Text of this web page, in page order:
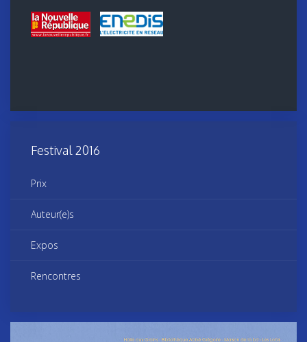
Festival 2016
Prix
Auteur(e)s
Expos
Rencontres